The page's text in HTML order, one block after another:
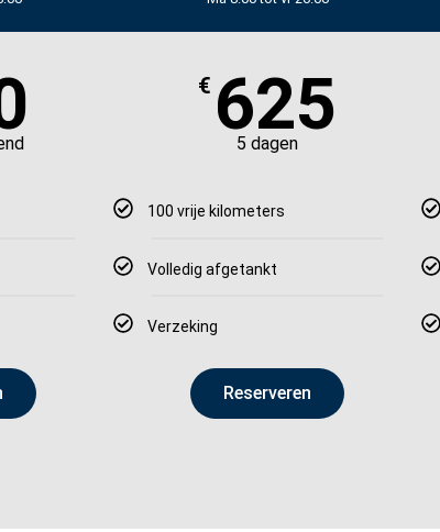
€ 625
5 dagen
100 vrije kilometers
Volledig afgetankt
Verzeking
Reserveren